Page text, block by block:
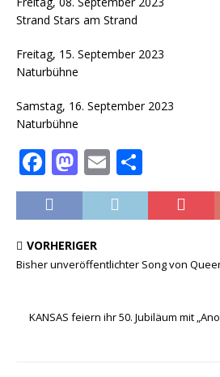
Strand Stars am Strand
Freitag, 15. September
Naturbühne
Samstag, 16. September
Naturbühne
F
a
c
e
b
o
M
a
st
o
d
n
E
m
ai
ei
le
VORHERIGER
Bisher unveröffentlichter Song von
KANSAS feiern ihr 50. Jubiläum mit